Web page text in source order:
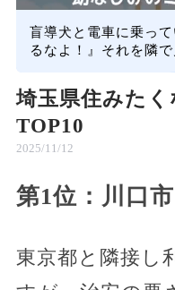
盲導犬と電車に乗っ
るなよ！』それを隣
埼玉県住みた
TOP10
2025/11/12
第1位：川口市
東京都と隣接し